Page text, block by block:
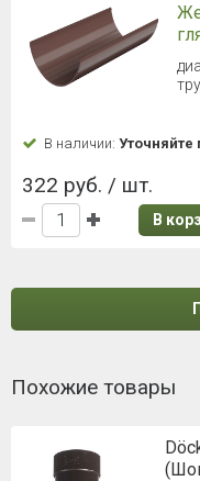
В наличии: Уточняйте
322 руб. / шт.
В
Похожие товары